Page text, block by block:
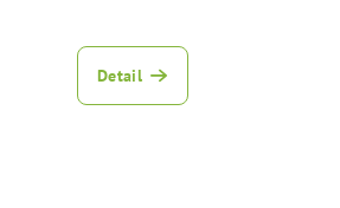
Detail